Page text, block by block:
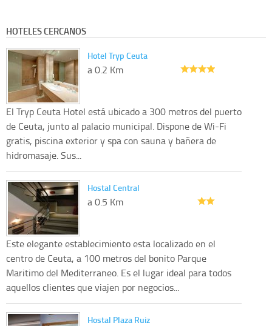
HOTELES CERCANOS
Hotel Tryp Ceuta
a 0.2 Km
El Tryp Ceuta Hotel está ubicado a 300 metros del puerto
de Ceuta, junto al palacio municipal. Dispone de Wi-Fi
gratis, piscina exterior y spa con sauna y bañera de
hidromasaje. Sus...
Hostal Central
a 0.5 Km
Este elegante establecimiento esta localizado en el
centro de Ceuta, a 100 metros del bonito Parque
Maritimo del Mediterraneo. Es el lugar ideal para todos
aquellos clientes que viajen por negocios...
Hostal Plaza Ruiz